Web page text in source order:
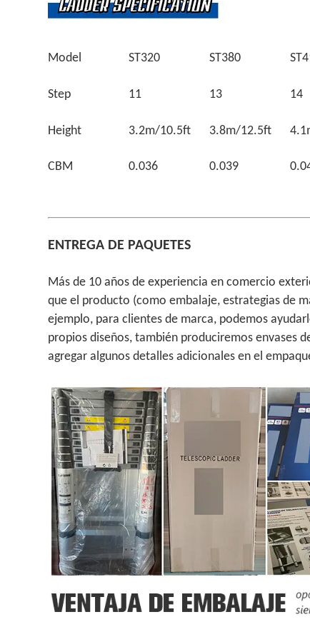
Model ST320 ST380
Step 11 13 14
Height 3.2m/10.5ft 3.8m/12.5ft
CBM 0.036 0.039
ENTREGA DE PAQUETES
Más de 10 años de experiencia en comercio
que el producto (como embalaje, estrategias de
ejemplo, para clientes de marca, podemos
propios diseños, también produciremos envases
agregar algunos detalles adicionales en el